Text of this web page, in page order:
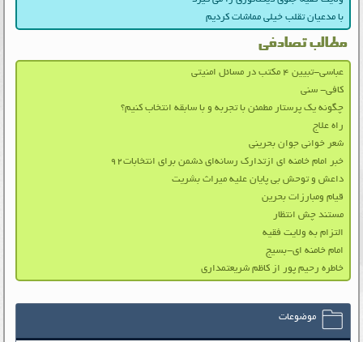
با مدعیان تقلب خیلی مماشات کردیم
مطالب تصادفی
عباسی-تبیین ۴ مکتب در مسائل امنیتی
کافی- سنی
چگونه یک پرستار مطمئن با تجربه و با سابقه انتخاب کنیم؟
راه علاج
شعر خوانی جوان بحرینی
خبر امام خامنه ای ازتدارک رسانه‌ای دشمن برای انتخابات۹۲
داعش و توحش بی پايان عليه ميراث بشريت
قیام ومبارزات بحرین
مستند چش انتظار
التزام به ولایت فقیه
امام خامنه ای-بسیج
خاطره رحیم پور از کاظم شریعتمداری
موضوعات